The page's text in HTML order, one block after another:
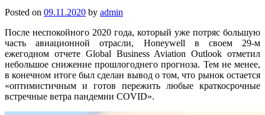
Posted on 09.11.2020 by admin
После неспокойного 2020 года, который уже потряс большую
часть авиационной отрасли, Honeywell в своем 29-м
ежегодном отчете Global Business Aviation Outlook отметил
небольшое снижение прошлогоднего прогноза. Тем не менее,
в конечном итоге был сделан вывод о том, что рынок остается
«оптимистичным и готов пережить любые краткосрочные
встречные ветра пандемии COVID».